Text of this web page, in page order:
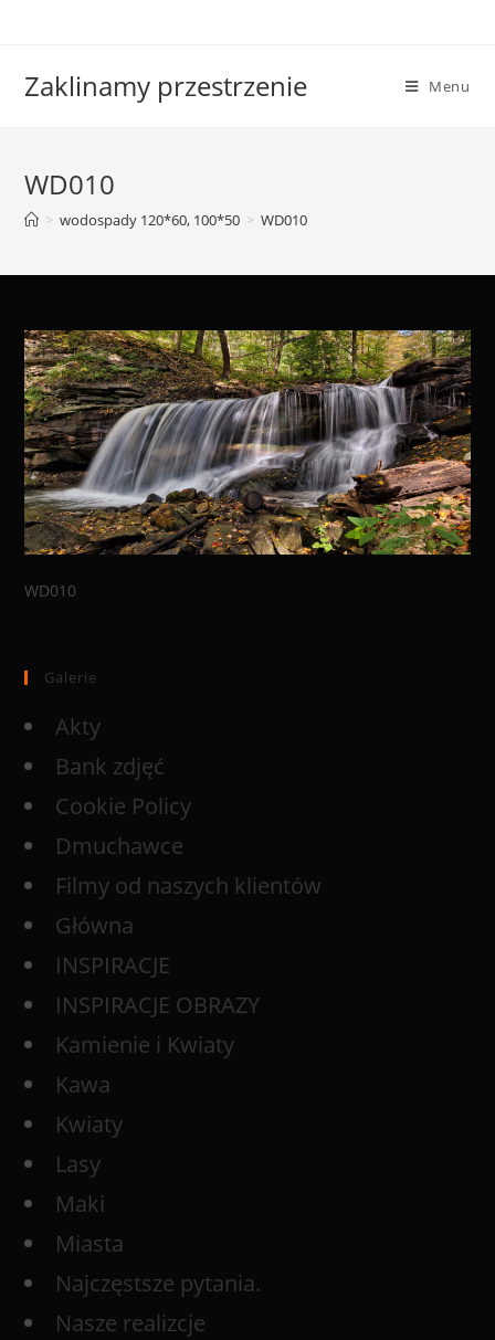
Zaklinamy przestrzenie Menu
WD010
> wodospady 120*60, 100*50 > WD010
WD010
Galerie
Akty
Bank zdjęć
Cookie Policy
Dmuchawce
Filmy od naszych klientów
Główna
INSPIRACJE
INSPIRACJE OBRAZY
Kamienie i Kwiaty
Kawa
Kwiaty
Lasy
Maki
Miasta
Najczęstsze pytania.
Nasze realizcje